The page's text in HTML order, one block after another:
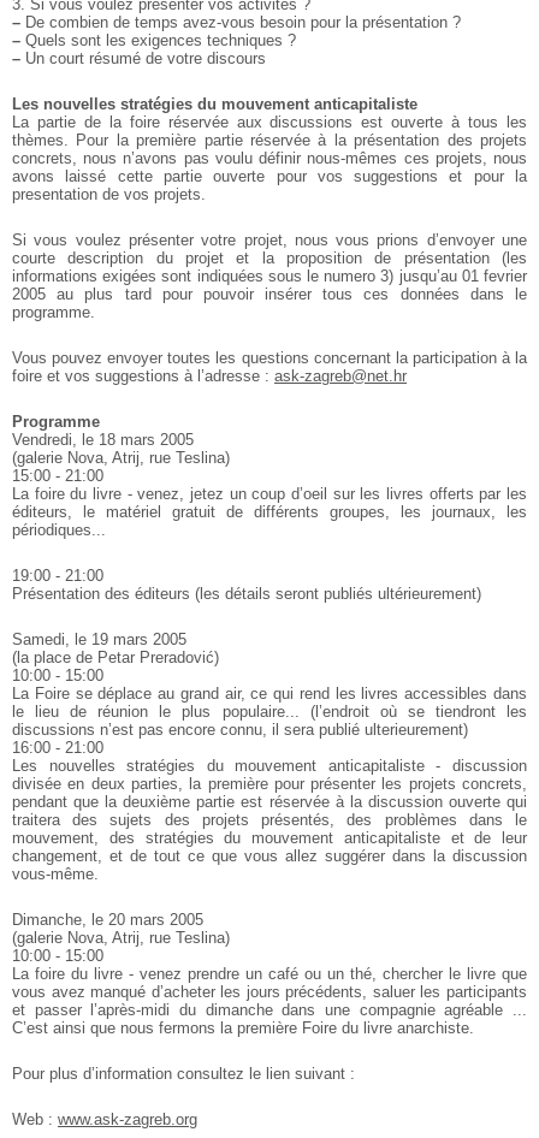
3. Si vous voulez présenter vos activités ?
– De combien de temps avez-vous besoin pour la présentation ?
– Quels sont les exigences techniques ?
– Un court résumé de votre discours
Les nouvelles stratégies du mouvement anticapitaliste
La partie de la foire réservée aux discussions est ouverte à tous les
thèmes. Pour la première partie réservée à la présentation des projets
concrets, nous n’avons pas voulu définir nous-mêmes ces projets, nous
avons laissé cette partie ouverte pour vos suggestions et pour la
presentation de vos projets.
Si vous voulez présenter votre projet, nous vous prions d’envoyer une
courte description du projet et la proposition de présentation (les
informations exigées sont indiquées sous le numero 3) jusqu’au 01 fevrier
2005 au plus tard pour pouvoir insérer tous ces données dans le
programme.
Vous pouvez envoyer toutes les questions concernant la participation à la
foire et vos suggestions à l’adresse : ask-zagreb@net.hr
Programme
Vendredi, le 18 mars 2005
(galerie Nova, Atrij, rue Teslina)
15:00 - 21:00
La foire du livre - venez, jetez un coup d’oeil sur les livres offerts par les
éditeurs, le matériel gratuit de différents groupes, les journaux, les
périodiques...
19:00 - 21:00
Présentation des éditeurs (les détails seront publiés ultérieurement)
Samedi, le 19 mars 2005
(la place de Petar Preradović)
10:00 - 15:00
La Foire se déplace au grand air, ce qui rend les livres accessibles dans
le lieu de réunion le plus populaire... (l’endroit où se tiendront les
discussions n’est pas encore connu, il sera publié ulterieurement)
16:00 - 21:00
Les nouvelles stratégies du mouvement anticapitaliste - discussion
divisée en deux parties, la première pour présenter les projets concrets,
pendant que la deuxième partie est réservée à la discussion ouverte qui
traitera des sujets des projets présentés, des problèmes dans le
mouvement, des stratégies du mouvement anticapitaliste et de leur
changement, et de tout ce que vous allez suggérer dans la discussion
vous-même.
Dimanche, le 20 mars 2005
(galerie Nova, Atrij, rue Teslina)
10:00 - 15:00
La foire du livre - venez prendre un café ou un thé, chercher le livre que
vous avez manqué d’acheter les jours précédents, saluer les participants
et passer l’après-midi du dimanche dans une compagnie agréable ...
C’est ainsi que nous fermons la première Foire du livre anarchiste.
Pour plus d’information consultez le lien suivant :
Web : www.ask-zagreb.org